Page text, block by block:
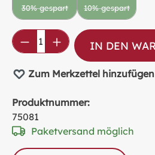
30% gespart 10% gespart
Produkt Anzahl: Gib
IN DEN
Zum Merkzettel hinzufügen
Produktnummer:
75081
Paketversand möglich